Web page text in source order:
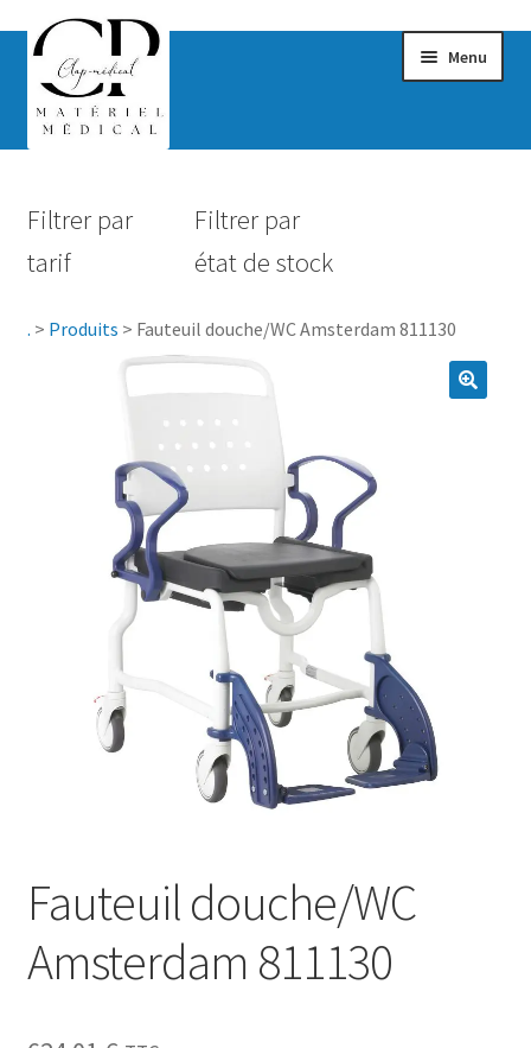
Menu
Hygiène
Accessoires Salle de bain
Vêtements & Chaussures
Sécurité
Filtrer par
tarif
Filtrer par
état de stock
. > Produits > Fauteuil douche/WC Amsterdam 811130
Fauteuil douche/WC
Amsterdam 811130